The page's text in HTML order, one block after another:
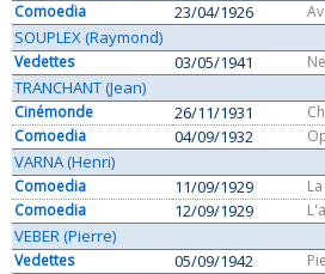
Comoedia 23/04/1926
SOUPLEX (Raymond)
Vedettes 03/05/1941
TRANCHANT (Jean)
Cinémonde 26/11/1931
Comoedia
04/09/1932
VARNA (Henri)
Comoedia 11/09/1929
Comoedia
12/09/1929
VEBER (Pierre)
Vedettes 05/09/1942